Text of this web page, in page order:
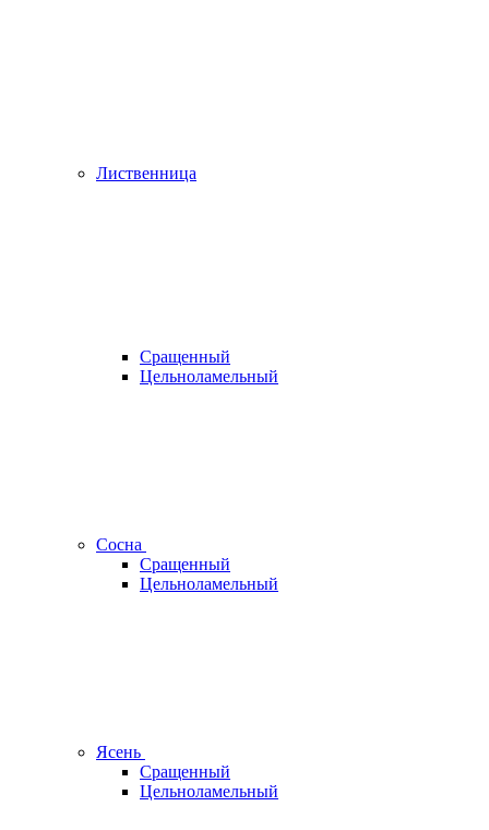
Лиственница
Сращенный
Цельноламельный
Сосна
Сращенный
Цельноламельный
Ясень
Сращенный
Цельноламельный